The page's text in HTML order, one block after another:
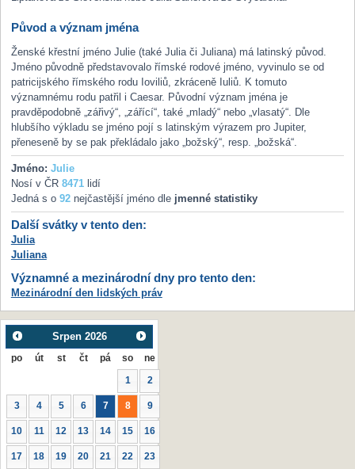
Původ a význam jména
Ženské křestní jméno Julie (také Julia či Juliana) má latinský původ.
Jméno původně představovalo římské rodové jméno, vyvinulo se od
patricijského římského rodu Ioviliů, zkráceně Iuliů. K tomuto
významnému rodu patřil i Caesar. Původní význam jména je
pravděpodobně „zářivý“, „zářící“, také „mladý“ nebo „vlasatý“. Dle
hlubšího výkladu se jméno pojí s latinským výrazem pro Jupiter,
přeneseně by se pak překládalo jako „božský“, resp. „božská“.
Jméno: Julie
Nosí v ČR 8471lidí
Jedná s o 92nejčastější jméno dle jmenné statistiky
Další svátky v tento den:
Julia
Juliana
Významné a mezinárodní dny pro tento den:
Mezinárodní den lidských práv
Srpen 2026
po út st čt pá so ne
1 2
3 4 5 6 7 8 9
10 11 12 13 14 15 16
17 18 19 20 21 22 23